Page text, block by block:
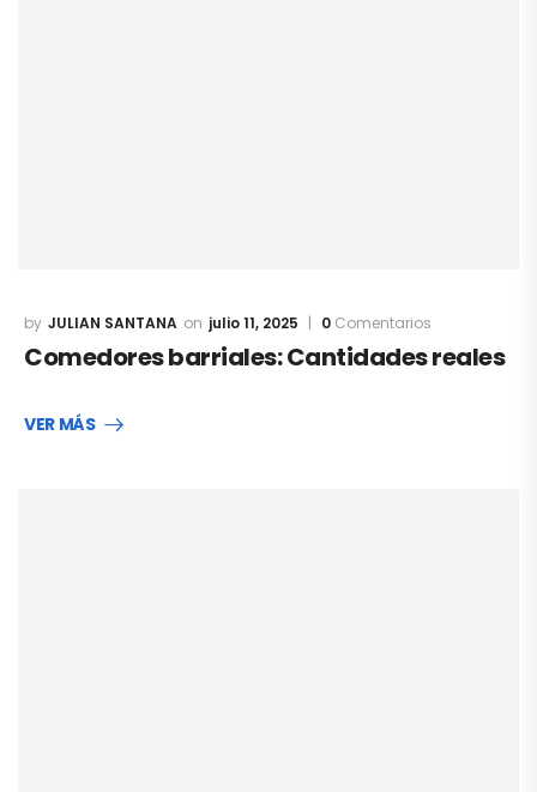
JULIAN SANTANA julio 11, 2025 0 Comentarios
Comedores barriales: Cantidades reales
VER MÁS